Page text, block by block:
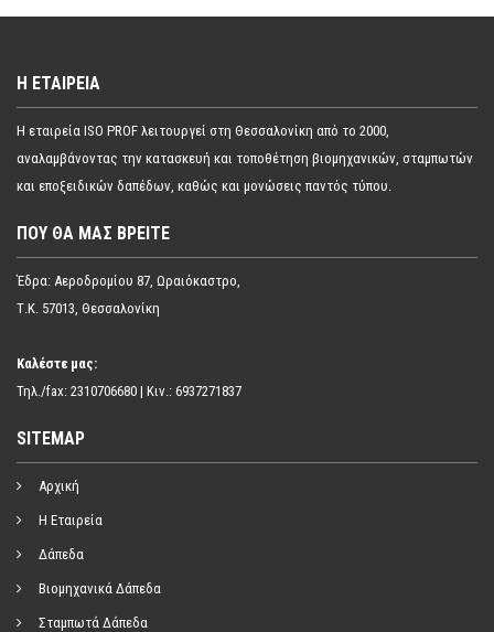
Η ΕΤΑΙΡΕΊΑ
Η εταιρεία ISO PROF λειτουργεί στη Θεσσαλονίκη από το 2000,
αναλαμβάνοντας την κατασκευή και τοποθέτηση βιομηχανικών, σταμπωτών
και εποξειδικών δαπέδων, καθώς και μονώσεις παντός τύπου.
ΠΟΥ ΘΑ ΜΑΣ ΒΡΕΊΤΕ
Έδρα: Αεροδρομίου 87, Ωραιόκαστρο,
Τ.Κ. 57013, Θεσσαλονίκη
Καλέστε μας:
Τηλ./fax: 2310706680 | Κιν.: 6937271837
SITEMAP
Αρχική
Η Εταιρεία
Δάπεδα
Βιομηχανικά Δάπεδα
Σταμπωτά Δάπεδα